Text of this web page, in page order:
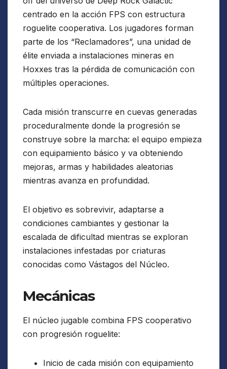
centrado en la acción FPS con estructura
roguelite cooperativa. Los jugadores forman
parte de los “Reclamadores”, una unidad de
élite enviada a instalaciones mineras en
Hoxxes tras la pérdida de comunicación con
múltiples operaciones.
Cada misión transcurre en cuevas generadas
proceduralmente donde la progresión se
construye sobre la marcha: el equipo empieza
con equipamiento básico y va obteniendo
mejoras, armas y habilidades aleatorias
mientras avanza en profundidad.
El objetivo es sobrevivir, adaptarse a
condiciones cambiantes y gestionar la
escalada de dificultad mientras se exploran
instalaciones infestadas por criaturas
conocidas como Vástagos del Núcleo.
Mecánicas
El núcleo jugable combina FPS cooperativo
con progresión roguelite:
Inicio de cada misión con equipamiento